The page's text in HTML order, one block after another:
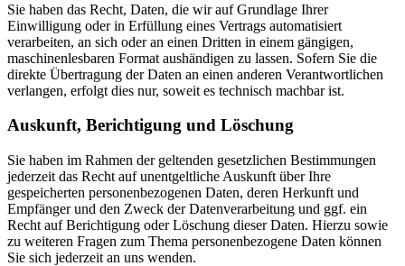
Sie haben das Recht, Daten, die wir auf Grundlage Ihrer
Einwilligung oder in Erfüllung eines Vertrags automatisiert
verarbeiten, an sich oder an einen Dritten in einem gängigen,
maschinenlesbaren Format aushändigen zu lassen. Sofern Sie die
direkte Übertragung der Daten an einen anderen Verantwortlichen
verlangen, erfolgt dies nur, soweit es technisch machbar ist.
Auskunft, Berichtigung und Löschung
Sie haben im Rahmen der geltenden gesetzlichen Bestimmungen
jederzeit das Recht auf unentgeltliche Auskunft über Ihre
gespeicherten personenbezogenen Daten, deren Herkunft und
Empfänger und den Zweck der Datenverarbeitung und ggf. ein
Recht auf Berichtigung oder Löschung dieser Daten. Hierzu sowie
zu weiteren Fragen zum Thema personenbezogene Daten können
Sie sich jederzeit an uns wenden.